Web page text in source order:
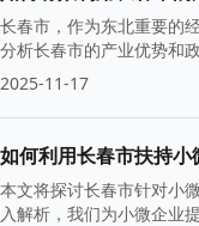
长春市，作为东北重要的
分析长春市的产业优势和
2025-11-17
如何利用长春市扶持
本文将探讨长春市针对小
入解析，我们为小微企业